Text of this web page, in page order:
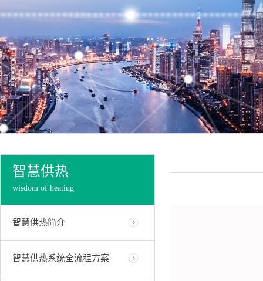
智慧供热
wisdom of heating
智慧供热简介
智慧供热系统全流程方案